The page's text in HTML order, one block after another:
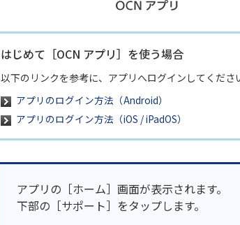
はじめて［OCN アプリ］を使う場合
以下のリンクを参考に、アプリへログインしてくださ
アプリのログイン方法（Android）
アプリのログイン方法（iOS / iPadOS）
アプリの［ホーム］画面が表示されます。
下部の［サポート］をタップします。